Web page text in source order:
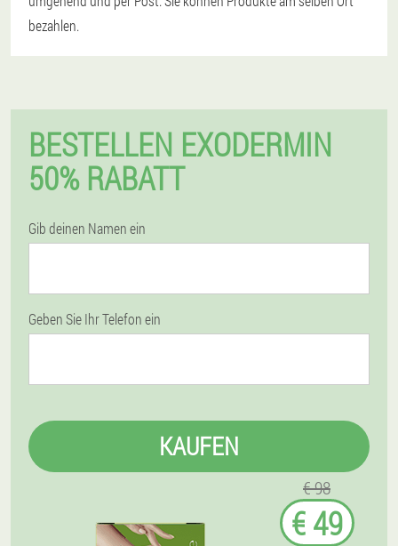
bezahlen.
BESTELLEN EXODERMIN
50% RABATT
Gib deinen Namen ein
Geben Sie Ihr Telefon ein
KAUFEN
€ 98
€ 49